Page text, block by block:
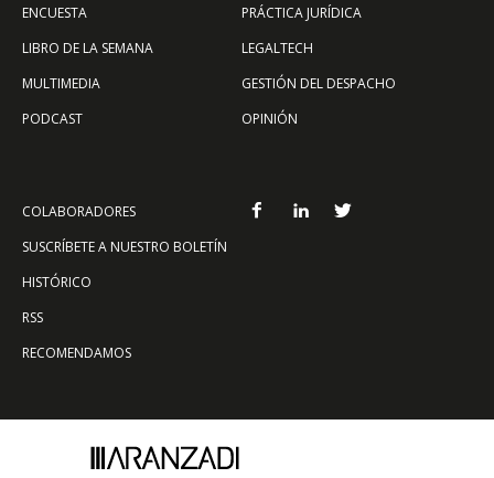
ENCUESTA
LIBRO DE LA SEMANA
MULTIMEDIA
PODCAST
PRÁCTICA JURÍDICA
LEGALTECH
GESTIÓN DEL DESPACHO
OPINIÓN
COLABORADORES
SUSCRÍBETE A NUESTRO BOLETÍN
HISTÓRICO
RSS
RECOMENDAMOS